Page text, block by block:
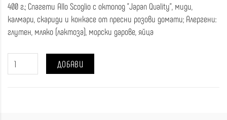
400 г.; Спагети Аllo Scoglio с октопод "Japan Quality", миди,
калмари, скариди и конкасе от пресни розови домати; Алергени:
глутен, мляко (лактоза), морски дарове, яйца
ДОБАВИ